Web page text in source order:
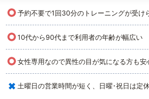
○予約不要で1回30分のトレーニングが受け
○10代から90代まで利用者の年齢が幅広い
○女性専用なので異性の目が気になる方も安
× 土曜日の営業時間が短く、日曜･祝日は定